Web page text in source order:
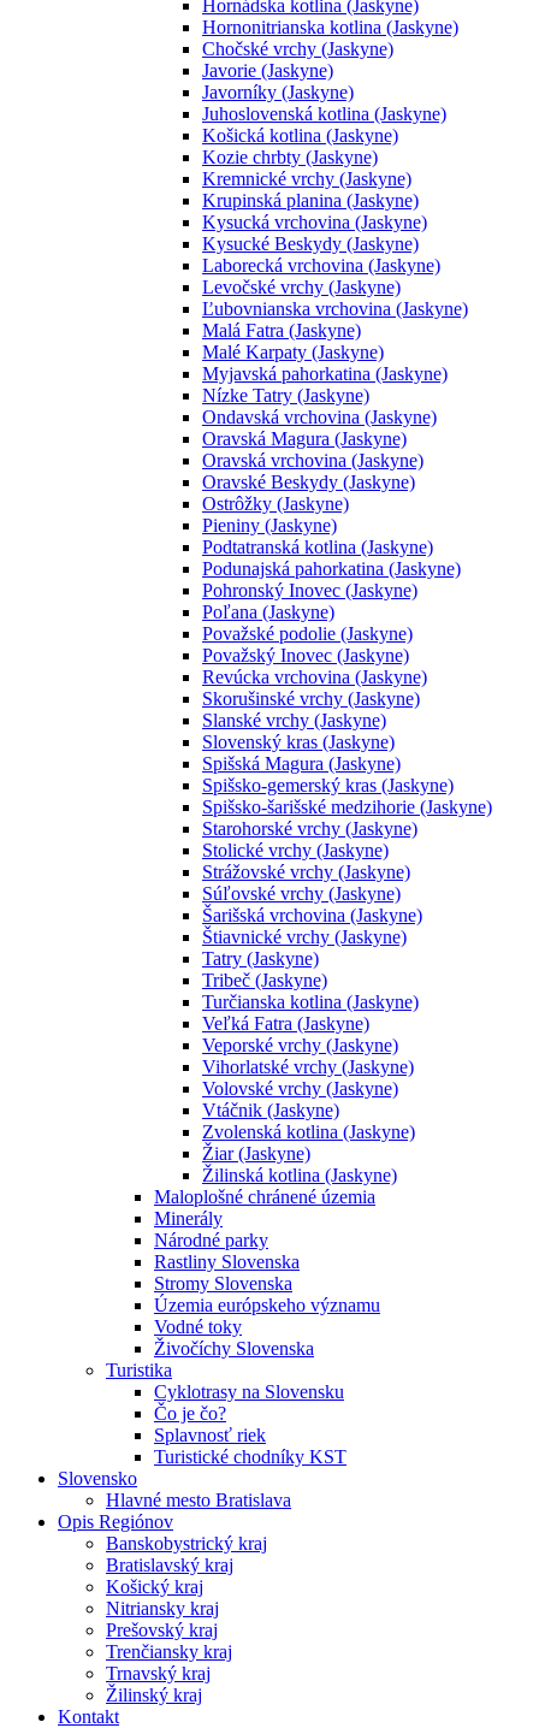
Hornádska kotlina (Jaskyne)
Hornonitrianska kotlina (Jaskyne)
Chočské vrchy (Jaskyne)
Javorie (Jaskyne)
Javorníky (Jaskyne)
Juhoslovenská kotlina (Jaskyne)
Košická kotlina (Jaskyne)
Kozie chrbty (Jaskyne)
Kremnické vrchy (Jaskyne)
Krupinská planina (Jaskyne)
Kysucká vrchovina (Jaskyne)
Kysucké Beskydy (Jaskyne)
Laborecká vrchovina (Jaskyne)
Levočské vrchy (Jaskyne)
Ľubovnianska vrchovina (Jaskyne)
Malá Fatra (Jaskyne)
Malé Karpaty (Jaskyne)
Myjavská pahorkatina (Jaskyne)
Nízke Tatry (Jaskyne)
Ondavská vrchovina (Jaskyne)
Oravská Magura (Jaskyne)
Oravská vrchovina (Jaskyne)
Oravské Beskydy (Jaskyne)
Ostrôžky (Jaskyne)
Pieniny (Jaskyne)
Podtatranská kotlina (Jaskyne)
Podunajská pahorkatina (Jaskyne)
Pohronský Inovec (Jaskyne)
Poľana (Jaskyne)
Považské podolie (Jaskyne)
Považský Inovec (Jaskyne)
Revúcka vrchovina (Jaskyne)
Skorušinské vrchy (Jaskyne)
Slanské vrchy (Jaskyne)
Slovenský kras (Jaskyne)
Spišská Magura (Jaskyne)
Spišsko-gemerský kras (Jaskyne)
Spišsko-šarišské medzihorie (Jaskyne)
Starohorské vrchy (Jaskyne)
Stolické vrchy (Jaskyne)
Strážovské vrchy (Jaskyne)
Súľovské vrchy (Jaskyne)
Šarišská vrchovina (Jaskyne)
Štiavnické vrchy (Jaskyne)
Tatry (Jaskyne)
Tribeč (Jaskyne)
Turčianska kotlina (Jaskyne)
Veľká Fatra (Jaskyne)
Veporské vrchy (Jaskyne)
Vihorlatské vrchy (Jaskyne)
Volovské vrchy (Jaskyne)
Vtáčnik (Jaskyne)
Zvolenská kotlina (Jaskyne)
Žiar (Jaskyne)
Žilinská kotlina (Jaskyne)
Maloplošné chránené územia
Minerály
Národné parky
Rastliny Slovenska
Stromy Slovenska
Územia európskeho významu
Vodné toky
Živočíchy Slovenska
Turistika
Cyklotrasy na Slovensku
Čo je čo?
Splavnosť riek
Turistické chodníky KST
Slovensko
Hlavné mesto Bratislava
Opis Regiónov
Banskobystrický kraj
Bratislavský kraj
Košický kraj
Nitriansky kraj
Prešovský kraj
Trenčiansky kraj
Trnavský kraj
Žilinský kraj
Kontakt